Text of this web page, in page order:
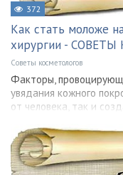
372
Как стать моложе
хирургии -
Советы косметологов
Факторы,
увядания кожного
от человека, так и